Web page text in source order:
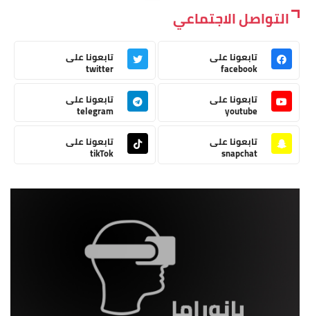
التواصل الاجتماعي
تابعونا على
facebook
تابعونا على
twitter
تابعونا على
youtube
تابعونا على
telegram
تابعونا على
snapchat
تابعونا على
tikTok